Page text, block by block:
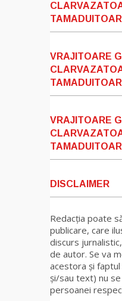
VRAJITOARE
VRAJITOARE
DISCLAIMER
Redacția poate
publicare, care
discurs
de autor. Se va
acestora și
și/sau text) nu
persoanei